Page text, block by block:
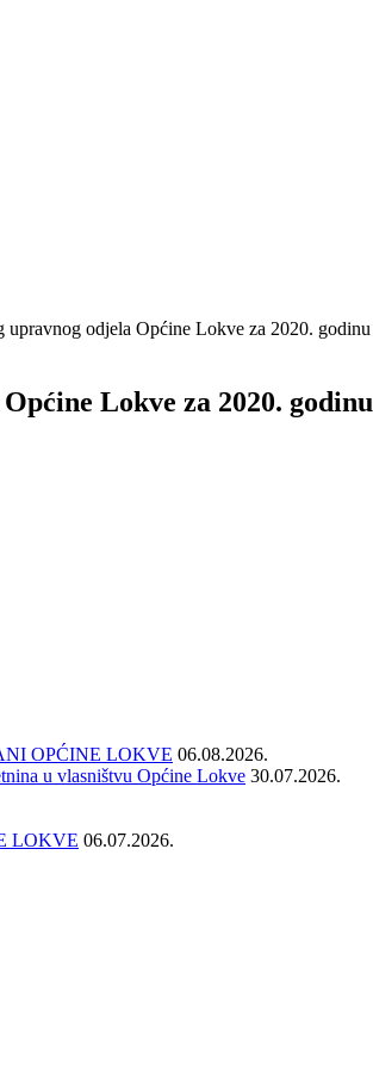
odjela Općine Lokve za 2020. godinu
Lokve za 2020. godinu
OPĆINE LOKVE 06.08.2026.
u vlasništvu Općine Lokve 30.07.2026.
LOKVE 06.07.2026.